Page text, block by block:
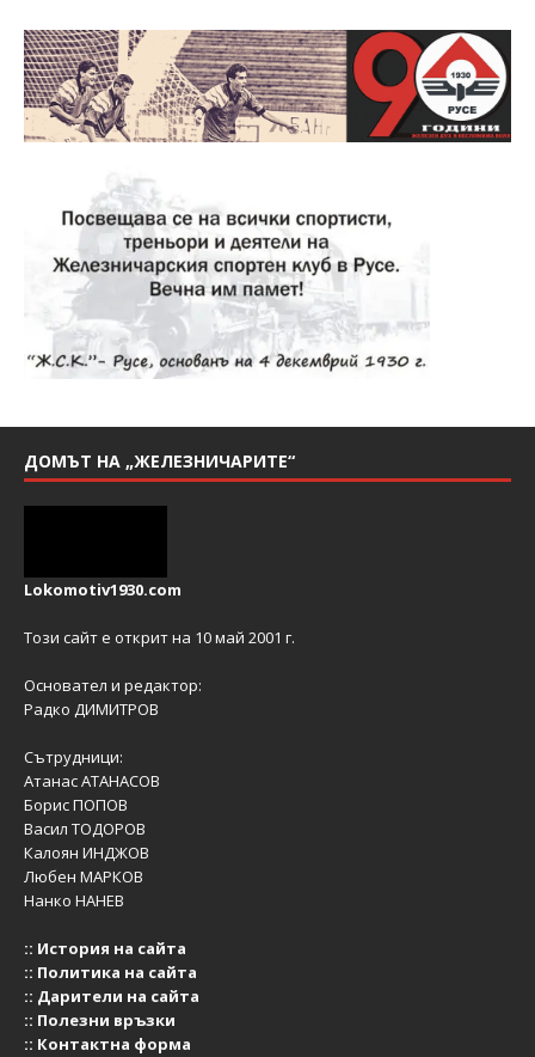
ДОМЪТ НА „ЖЕЛЕЗНИЧАРИТЕ“
Lokomotiv1930.com
Този сайт е открит на 10 май 2001 г.
Основател и редактор:
Радко ДИМИТРОВ
Сътрудници:
Атанас АТАНАСОВ
Борис ПОПОВ
Васил ТОДОРОВ
Калоян ИНДЖОВ
Любен МАРКОВ
Нанко НАНЕВ
:: История на сайта
:: Политика на сайта
:: Дарители на сайта
:: Полезни връзки
:: Контактна форма